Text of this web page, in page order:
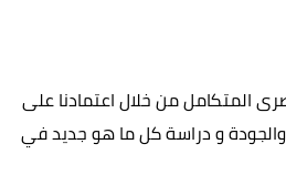
المتكامل من خلال اعتمادنا على
والجودة و دراسة كل ما هو جديد في